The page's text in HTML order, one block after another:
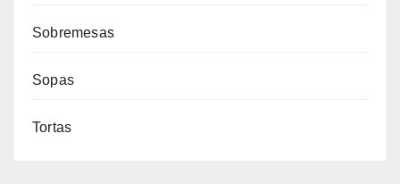
Sobremesas
Sopas
Tortas